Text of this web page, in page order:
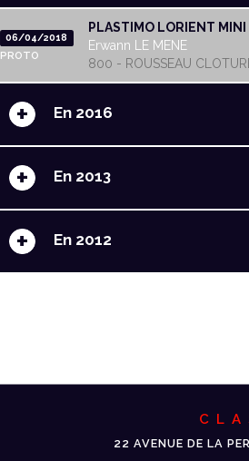
06/04/2018
PROTO
PLASTIMO LORIENT
Erwann LE MENE
800 - ROUSSEAU
+ En 2016
+ En 2013
+ En 2012
22 AVENUE DE LA